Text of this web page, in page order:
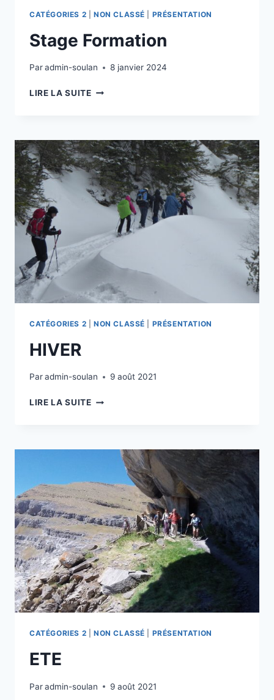
CATÉGORIES 2 NON CLASSÉ PRÉSENTATION
Stage Formation
Paradmin-soulan 8 janvier 2024
LIRE LA SUITESTAGE
CATÉGORIES 2 NON CLASSÉ PRÉSENTATION
HIVER
Paradmin-soulan 9 août 2021
LIRE LA SUITEHIVER
CATÉGORIES 2 NON CLASSÉ PRÉSENTATION
ETE
Paradmin-soulan 9 août 2021